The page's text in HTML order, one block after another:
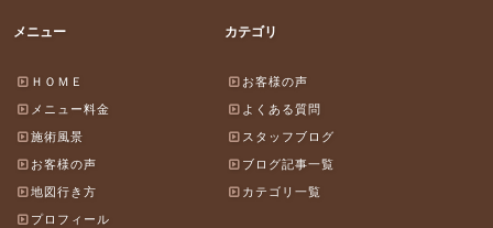
メニュー
ＨＯＭＥ
メニュー料金
施術風景
お客様の声
地図行き方
プロフィール
カテゴリ
お客様の声
よくある質問
スタッフブログ
ブログ記事一覧
カテゴリ一覧